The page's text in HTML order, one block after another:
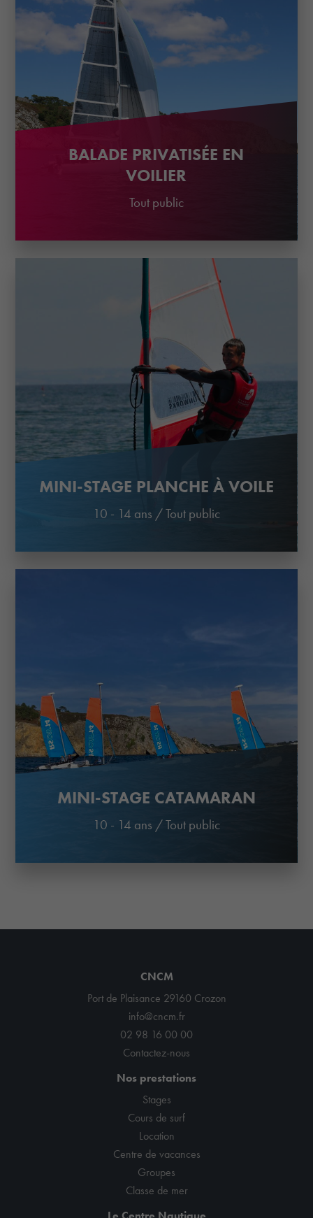
BALADE PRIVATISÉE EN
VOILIER
Tout public
MINI-STAGE PLANCHE À VOILE
10 - 14 ans /Tout public
MINI-STAGE CATAMARAN
10 - 14 ans /Tout public
CNCM
Port de Plaisance 29160 Crozon
info@cncm.fr
02 98 16 00 00
Contactez-nous
Nos prestations
Stages
Cours de surf
Location
Centre de vacances
Groupes
Classe de mer